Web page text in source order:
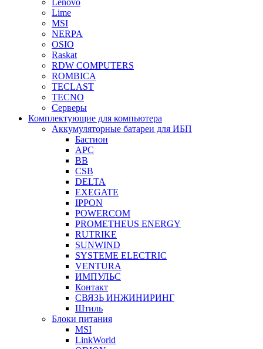
Lenovo
Lime
MSI
NERPA
OSIO
Raskat
RDW COMPUTERS
ROMBICA
TECLAST
TECNO
Серверы
Комплектующие для компьютера
Аккумуляторные батареи для ИБП
Бастион
APC
BB
CSB
DELTA
EXEGATE
IPPON
POWERCOM
PROMETHEUS ENERGY
RUTRIKE
SUNWIND
SYSTEME ELECTRIC
VENTURA
ИМПУЛЬС
Контакт
СВЯЗЬ ИНЖИНИРИНГ
Штиль
Блоки питания
MSI
LinkWorld